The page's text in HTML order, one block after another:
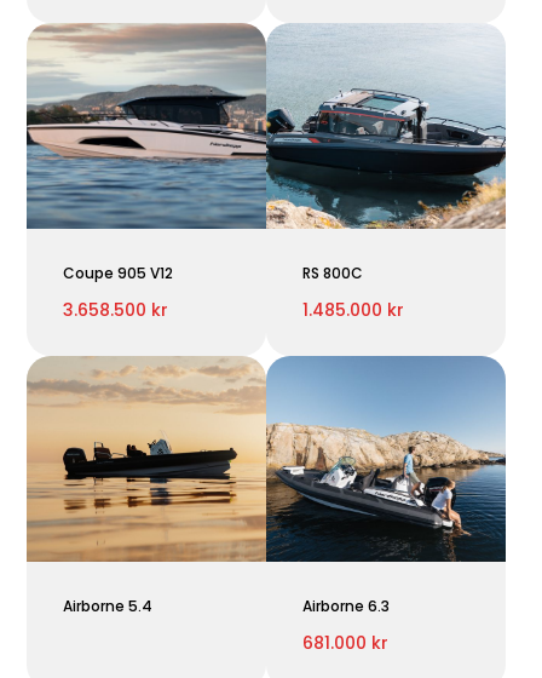
Coupe 905 V12
3.658.500 kr
RS 800C
1.485.000 kr
Airborne 5.4 Airborne 6.3
681.000 kr